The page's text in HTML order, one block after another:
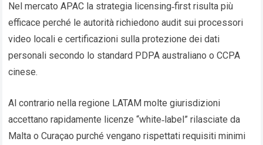
Nel mercato APAC la strategia licensing‑first risulta più
efficace perché le autorità richiedono audit sui processori
video locali e certificazioni sulla protezione dei dati
personali secondo lo standard PDPA australiano o CCPA
cinese.
Al contrario nella regione LATAM molte giurisdizioni
accettano rapidamente licenze “white‑label” rilasciate da
Malta o Curaçao purché vengano rispettati requisiti minimi